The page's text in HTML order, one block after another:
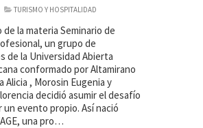
TURISMO Y HOSPITALIDAD
de la materia Seminario de
un grupo de
de la Universidad Abierta
conformado por Altamirano
Alicia , Morosin Eugenia y
decidió asumir el desafío
un evento propio. Así nació
una pro…